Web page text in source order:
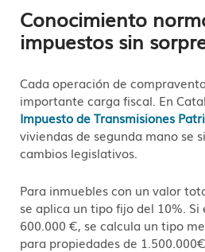
Conocimiento
impuestos sin
Cada operación de
importante carga fiscal. En
Impuesto de Transmisiones
viviendas de segunda mano se
cambios legislativos.
Para inmuebles con un valor
se aplica un tipo fijo del 10%. Si
600.000 €, se calcula un tipo
para propiedades de